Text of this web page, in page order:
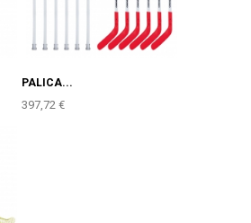
PALICA...
397,72 €